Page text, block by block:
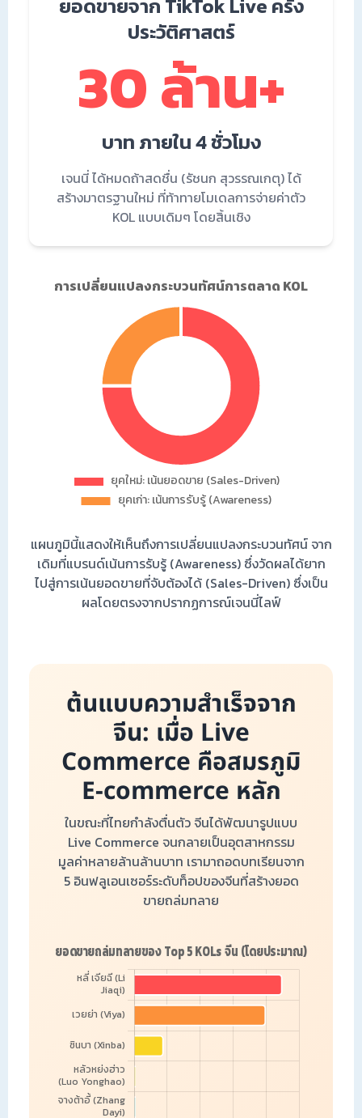
ยอดขายจาก TikTok Live ครั้ง
ประวัติศาสตร์
30 ล้าน+
บาท ภายใน 4 ชั่วโมง
เจนนี่ ได้หมดถ้าสดชื่น (รัชนก สุวรรณเกตุ) ได้
สร้างมาตรฐานใหม่ ที่ท้าทายโมเดลการจ่ายค่าตัว
KOL แบบเดิมๆ โดยสิ้นเชิง
แผนภูมินี้แสดงให้เห็นถึงการเปลี่ยนแปลงกระบวนทัศน์ จาก
เดิมที่แบรนด์เน้นการรับรู้ (Awareness) ซึ่งวัดผลได้ยาก
ไปสู่การเน้นยอดขายที่จับต้องได้ (Sales-Driven) ซึ่งเป็น
ผลโดยตรงจากปรากฏการณ์เจนนี่ไลฟ์
ต้นแบบความสำเร็จจาก
จีน: เมื่อ Live
Commerce คือสมรภูมิ
E-commerce หลัก
ในขณะที่ไทยกำลังตื่นตัว จีนได้พัฒนารูปแบบ
Live Commerce จนกลายเป็นอุตสาหกรรม
มูลค่าหลายล้านล้านบาท เรามาถอดบทเรียนจาก
5 อินฟลูเอนเซอร์ระดับท็อปของจีนที่สร้างยอด
ขายถล่มทลาย